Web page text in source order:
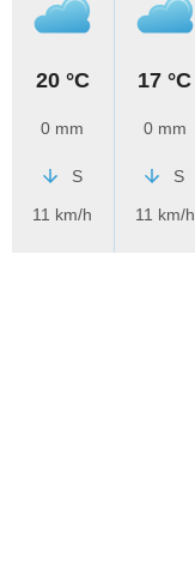
20 °C
0 mm
S
11 km/h
17 °C
0 mm
S
11 km/h